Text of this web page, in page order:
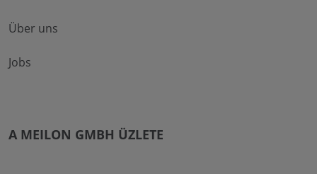
Über uns
Jobs
A MEILON GMBH ÜZLETE